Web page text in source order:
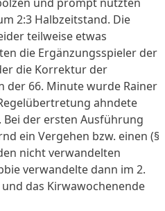
2:3 Halbzeitstand. Die
teilweise etwas
die Ergänzungsspieler der
die Korrektur der
der 66. Minute wurde Rainer
ahndete
der ersten Ausführung
ein Vergehen bzw. einen (§
nicht verwandelten
verwandelte dann im 2.
das Kirwawochenende